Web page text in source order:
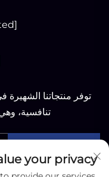
[email protected]
توفر منتجاتنا الشهيرة
تنافسية،
your privacy